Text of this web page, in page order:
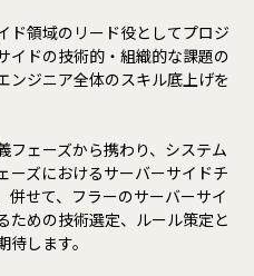
ド領域のリード役としてプロジ
イドの技術的・組織的な課題の
ンジニア全体のスキル底上げを
フェーズから携わり、システム
ーズにおけるサーバーサイドチ
併せて、フラーのサーバーサイ
ための技術選定、ルール策定と
します。